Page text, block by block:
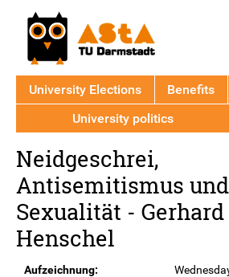
to
top
Neidgeschrei,
Antisemitismus und
Sexualität - Gerhard
Henschel
Aufzeichnung:
University Elections Benefits
University politics